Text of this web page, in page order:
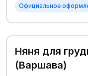
Официальное
Няня для
(Варшава)